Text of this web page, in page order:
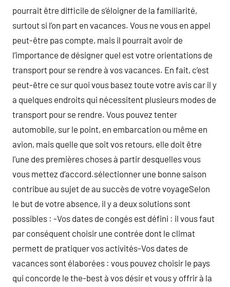
pourrait être difficile de s’éloigner de la familiarité,
surtout si l’on part en vacances. Vous ne vous en appel
peut-être pas compte, mais il pourrait avoir de
l’importance de désigner quel est votre orientations de
transport pour se rendre à vos vacances. En fait, c’est
peut-être ce sur quoi vous basez toute votre avis car il y
a quelques endroits qui nécessitent plusieurs modes de
transport pour se rendre. Vous pouvez tenter
automobile, sur le point, en embarcation ou même en
avion, mais quelle que soit vos retours, elle doit être
l’une des premières choses à partir desquelles vous
vous mettez d’accord.sélectionner une bonne saison
contribue au sujet de au succès de votre voyageSelon
le but de votre absence, il y a deux solutions sont
possibles : -Vos dates de congés est défini : il vous faut
par conséquent choisir une contrée dont le climat
permett de pratiquer vos activités-Vos dates de
vacances sont élaborées : vous pouvez choisir le pays
qui concorde le the-best à vos désir et vous y offrir à la